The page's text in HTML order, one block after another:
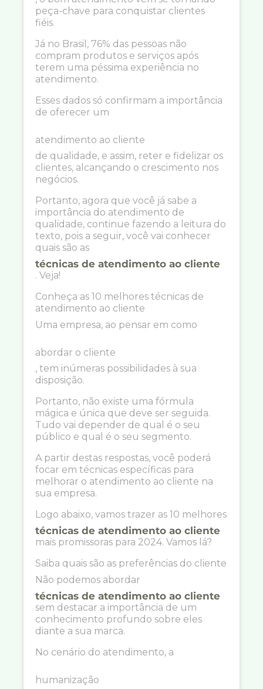
peça-chave para conquistar clientes
fiéis.
Já no Brasil, 76% das pessoas não
compram produtos e serviços após
terem uma péssima experiência no
atendimento.
Esses dados só confirmam a importância
de oferecer um
atendimento ao cliente
de qualidade, e assim, reter e fidelizar os
clientes, alcançando o crescimento nos
negócios.
Portanto, agora que você já sabe a
importância do atendimento de
qualidade, continue fazendo a leitura do
texto, pois a seguir, você vai conhecer
quais são as
técnicas de atendimento ao cliente
. Veja!
Conheça as 10 melhores técnicas de
atendimento ao cliente
Uma empresa, ao pensar em como
abordar o cliente
, tem inúmeras possibilidades à sua
disposição.
Portanto, não existe uma fórmula
mágica e única que deve ser seguida.
Tudo vai depender de qual é o seu
público e qual é o seu segmento.
A partir destas respostas, você poderá
focar em técnicas específicas para
melhorar o atendimento ao cliente na
sua empresa.
Logo abaixo, vamos trazer as 10 melhores
técnicas de atendimento ao cliente
mais promissoras para 2024. Vamos lá?
Saiba quais são as preferências do cliente
Não podemos abordar
técnicas de atendimento ao cliente
sem destacar a importância de um
conhecimento profundo sobre eles
diante a sua marca.
No cenário do atendimento, a
humanização